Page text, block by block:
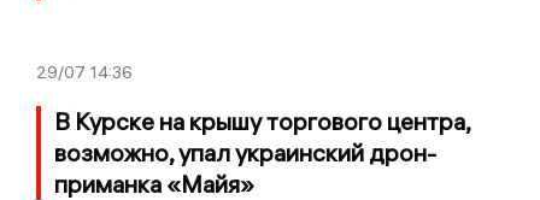
29/07 14:36
В Курске на крышу торгового центра,
возможно, упал украинский дрон-
приманка «Майя»